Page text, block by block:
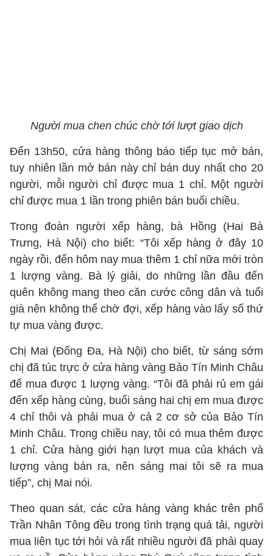
Người mua chen chúc chờ tới lượt giao dịch
Đến 13h50, cửa hàng thông báo tiếp tục mở bán,
tuy nhiên lần mở bán này chỉ bán duy nhất cho 20
người, mỗi người chỉ được mua 1 chỉ. Một người
chỉ được mua 1 lần trong phiên bán buổi chiều.
Trong đoàn người xếp hàng, bà Hồng (Hai Bà
Trưng, Hà Nội) cho biết: “Tôi xếp hàng ở đây 10
ngày rồi, đến hôm nay mua thêm 1 chỉ nữa mới tròn
1 lượng vàng. Bà lý giải, do những lần đầu đến
quên không mang theo căn cước công dân và tuổi
già nên không thể chờ đợi, xếp hàng vào lấy số thứ
tự mua vàng được.
Chị Mai (Đống Đa, Hà Nội) cho biết, từ sáng sớm
chị đã túc trực ở cửa hàng vàng Bảo Tín Minh Châu
để mua được 1 lượng vàng. “Tôi đã phải rủ em gái
đến xếp hàng cùng, buổi sáng hai chị em mua được
4 chỉ thôi và phải mua ở cả 2 cơ sở của Bảo Tín
Minh Châu. Trong chiều nay, tôi có mua thêm được
1 chỉ. Cửa hàng giới hạn lượt mua của khách và
lượng vàng bán ra, nên sáng mai tôi sẽ ra mua
tiếp”, chị Mai nói.
Theo quan sát, các cửa hàng vàng khác trên phố
Trần Nhân Tông đều trong tình trạng quá tải, người
mua liên tục tới hỏi và rất nhiều người đã phải quay